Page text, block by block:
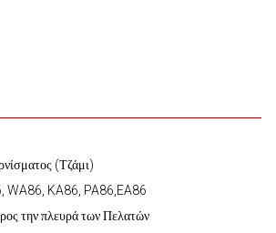
(Τζάμι)
WA86, KA86, PA86,EA86
την πλευρά των Πελατών